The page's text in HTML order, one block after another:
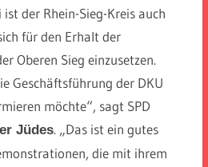
der Rhein-Sieg-Kreis auch
für den Erhalt der
Oberen Sieg einzusetzen.
Geschäftsführung der DKU
möchte“, sagt SPD
Jüdes. „Das ist ein gutes
die mit ihrem